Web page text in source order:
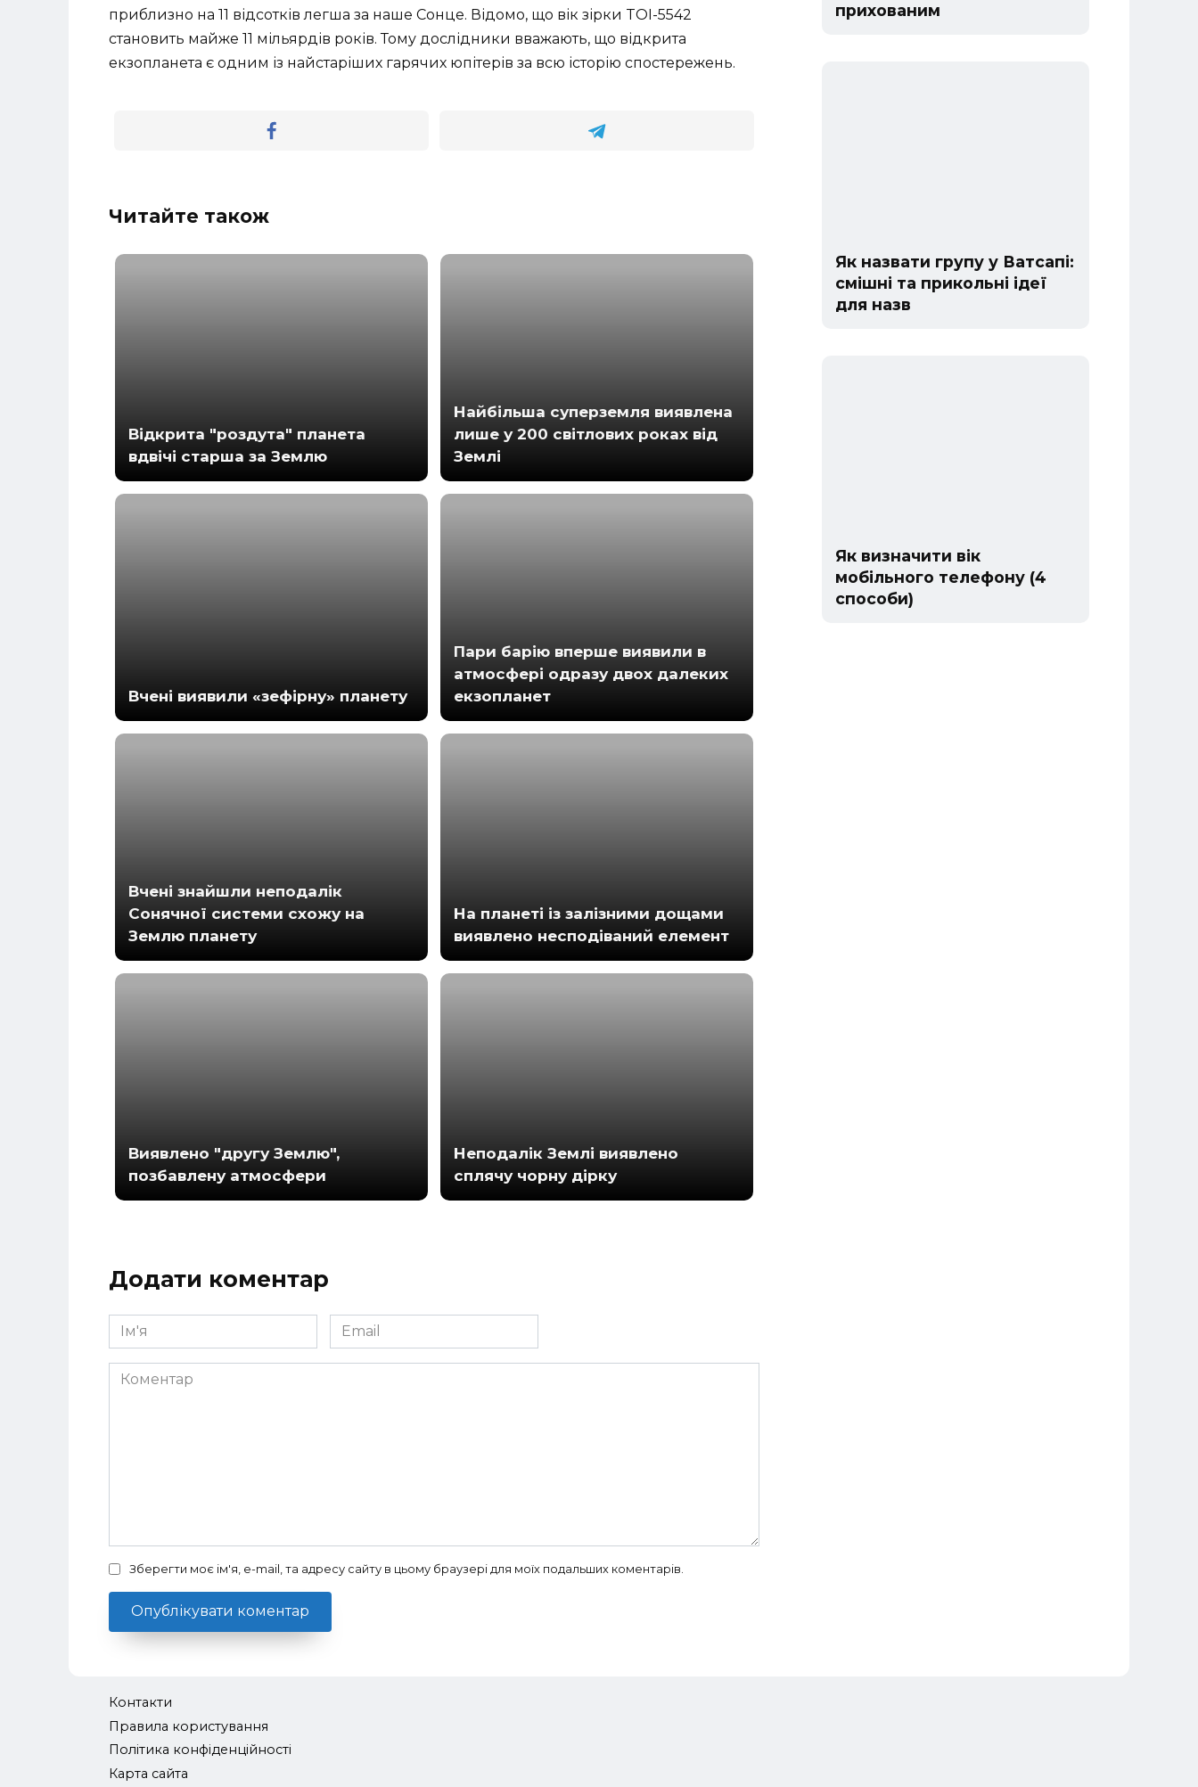
приблизно на 11 відсотків легша за наше Сонце. Відомо, що вік зірки TOI-5542
становить майже 11 мільярдів років. Тому дослідники вважають, що відкрита
екзопланета є одним із найстаріших гарячих юпітерів за всю історію спостережень.
Читайте також
Відкрита "роздута" планета
вдвічі старша за Землю
Найбільша суперземля виявлена ​​
лише у 200 світлових роках від
Землі
Вчені виявили «зефірну» планету
Пари барію вперше виявили в
атмосфері одразу двох далеких
екзопланет
Вчені знайшли неподалік
Сонячної системи схожу на
Землю планету
На планеті із залізними дощами
виявлено несподіваний елемент
Виявлено "другу Землю",
позбавлену атмосфери
Неподалік Землі виявлено
сплячу чорну дірку
Додати коментар
Ім'я
*
Email
*
Коментар
Зберегти моє ім'я, e-mail, та адресу сайту в цьому браузері для моїх подальших коментарів.
прихованим
Як назвати групу у Ватсапі:
смішні та прикольні ідеї
для назв
Як визначити вік
мобільного телефону (4
способи)
Контакти
Правила користування
Політика конфіденційності
Карта сайта